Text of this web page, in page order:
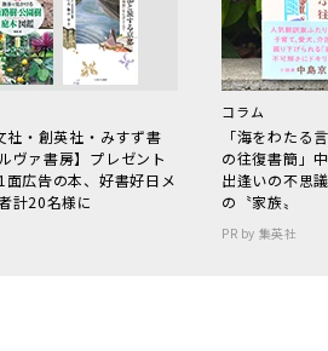
社・創英社・みすず書
ヴァ書房】プレゼント
面広告の本、好書好日メ
計20名様に
コラム
「海をわた
の往復書簡」
出逢いの不思
の〝家族〟
PR by 集英社